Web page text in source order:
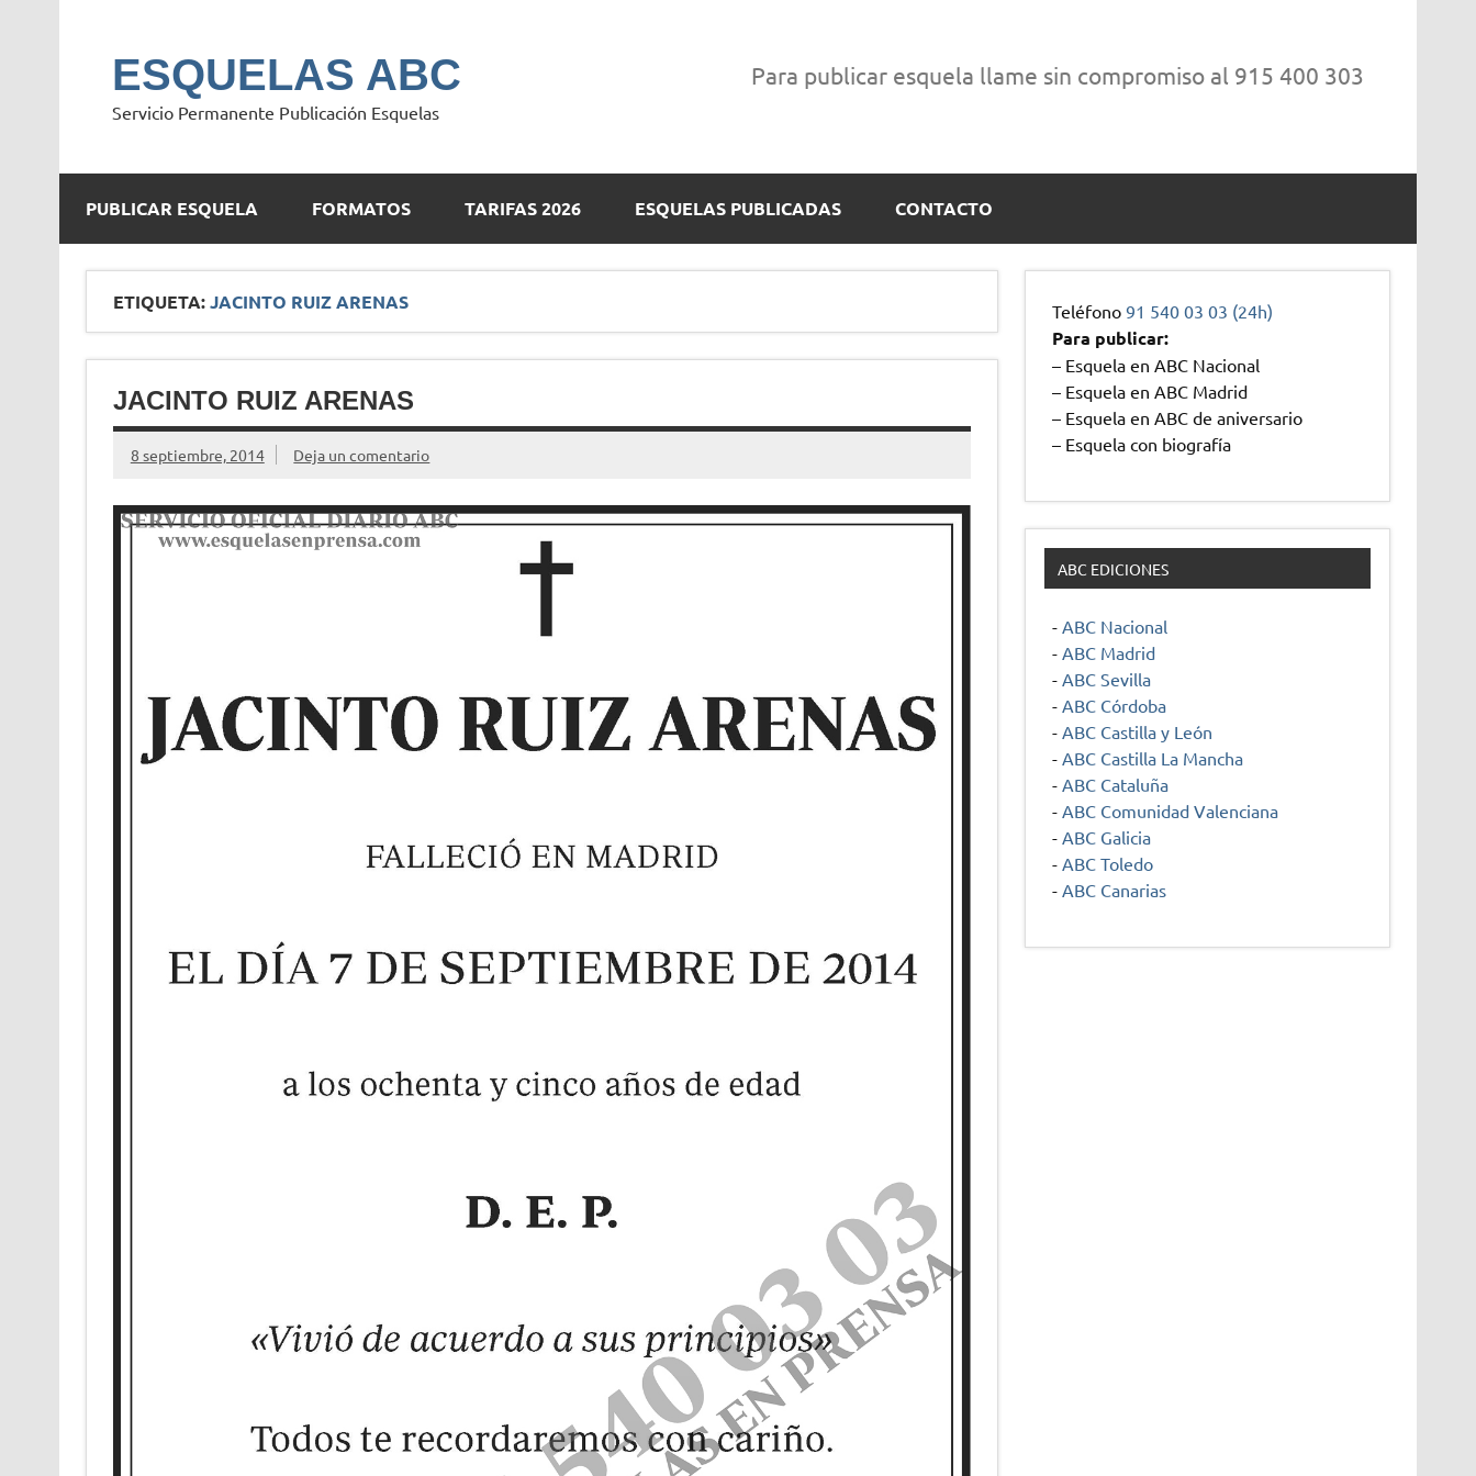
ESQUELAS ABC
Servicio Permanente Publicación Esquelas
Para publicar esquela llame sin compromiso al 915 400 303
PUBLICAR ESQUELA FORMATOS TARIFAS 2026 ESQUELAS PUBLICADAS CONTACTO
ETIQUETA:JACINTO RUIZ ARENAS
JACINTO RUIZ ARENAS
8 septiembre, 2014 Deja un comentario
Teléfono91 540 03 03 (24h)
Para publicar:
– Esquela en ABC Nacional
– Esquela en ABC Madrid
– Esquela en ABC de aniversario
– Esquela con biografía
ABC EDICIONES
- ABC Nacional
- ABC Madrid
- ABC Sevilla
- ABC Córdoba
- ABC Castilla y León
- ABC Castilla La Mancha
- ABC Cataluña
- ABC Comunidad Valenciana
- ABC Galicia
- ABC Toledo
- ABC Canarias